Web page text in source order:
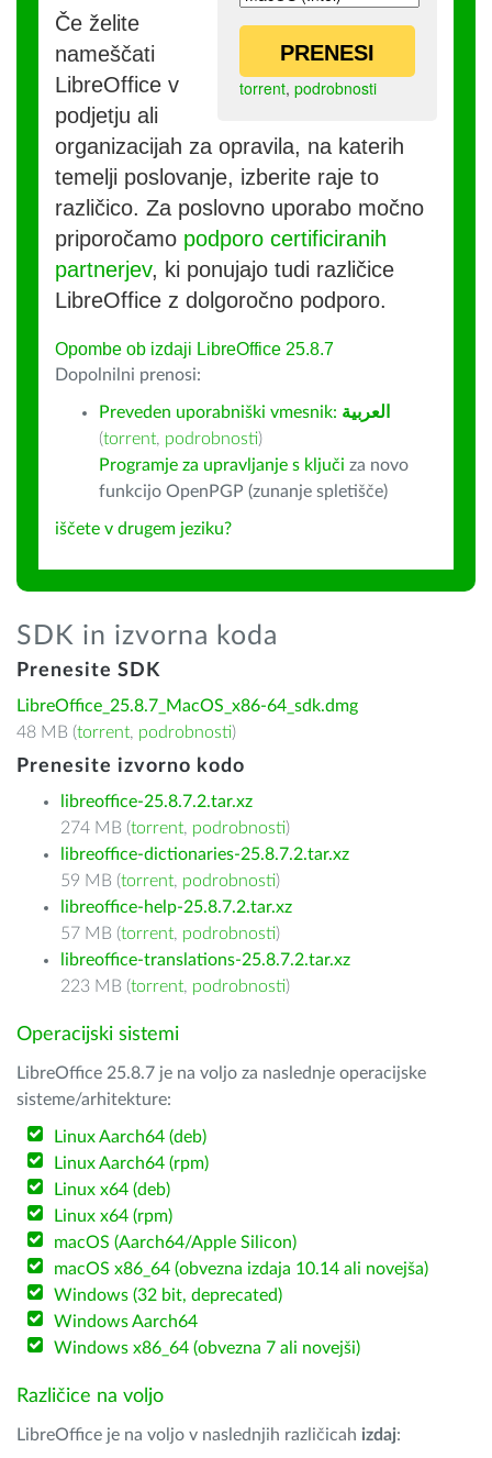
PRENESI
torrent, podrobnosti
Če želite
nameščati
LibreOffice v
podjetju ali
organizacijah za opravila, na katerih
temelji poslovanje, izberite raje to
različico. Za poslovno uporabo močno
priporočamo podporo certificiranih
partnerjev, ki ponujajo tudi različice
LibreOffice z dolgoročno podporo.
Opombe ob izdaji LibreOffice 25.8.7
Dopolnilni prenosi:
Preveden uporabniški vmesnik: العربية
(torrent, podrobnosti)
Programje za upravljanje s ključi za novo
funkcijo OpenPGP (zunanje spletišče)
iščete v drugem jeziku?
SDK in izvorna koda
Prenesite SDK
LibreOffice_25.8.7_MacOS_x86-64_sdk.dmg
48 MB (torrent, podrobnosti)
Prenesite izvorno kodo
libreoffice-25.8.7.2.tar.xz
274 MB (torrent, podrobnosti)
libreoffice-dictionaries-25.8.7.2.tar.xz
59 MB (torrent, podrobnosti)
libreoffice-help-25.8.7.2.tar.xz
57 MB (torrent, podrobnosti)
libreoffice-translations-25.8.7.2.tar.xz
223 MB (torrent, podrobnosti)
Operacijski sistemi
LibreOffice 25.8.7 je na voljo za naslednje operacijske
sisteme/arhitekture:
Linux Aarch64 (deb)
Linux Aarch64 (rpm)
Linux x64 (deb)
Linux x64 (rpm)
macOS (Aarch64/Apple Silicon)
macOS x86_64 (obvezna izdaja 10.14 ali novejša)
Windows (32 bit, deprecated)
Windows Aarch64
Windows x86_64 (obvezna 7 ali novejši)
Različice na voljo
LibreOffice je na voljo v naslednjih različicah izdaj: